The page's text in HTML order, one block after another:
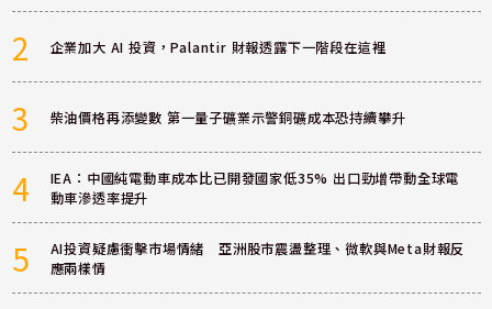
2 企業加大 AI 投資，Palantir 財報透露下一階段在這裡
3 柴油價格再添變數 第一量子礦業示警銅礦成本恐持續攀升
4
IEA：中國純電動車成本比已開發國家低35% 出口勁增帶動全球電
動車滲透率提升
5
AI投資疑慮衝擊市場情緒 亞洲股市震盪整理、微軟與Meta財報反
應兩樣情